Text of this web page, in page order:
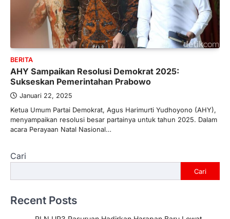
BERITA
AHY Sampaikan Resolusi Demokrat 2025:
Sukseskan Pemerintahan Prabowo
Januari 22, 2025
Ketua Umum Partai Demokrat, Agus Harimurti Yudhoyono (AHY),
menyampaikan resolusi besar partainya untuk tahun 2025. Dalam
acara Perayaan Natal Nasional…
Cari
Cari
Recent Posts